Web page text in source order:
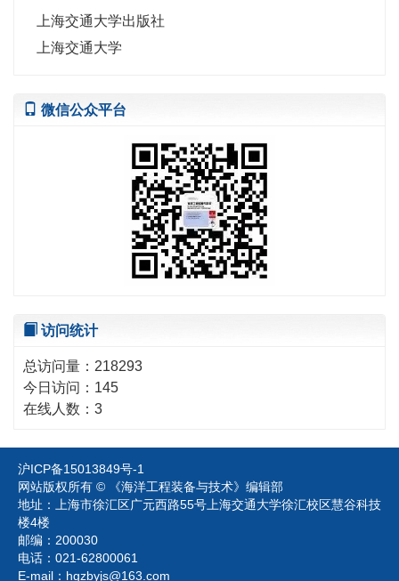
上海交通大学出版社
上海交通大学
微信公众平台
访问统计
总访问量： 218293
今日访问： 145
在线人数： 3
沪ICP备15013849号-1
网站版权所有 © 《海洋工程装备与技术》编辑部
地址：上海市徐汇区广元西路55号上海交通大学徐汇校区慧谷科技
楼4楼
邮编：200030
电话：021-62800061
E-mail： hgzbyjs@163.com